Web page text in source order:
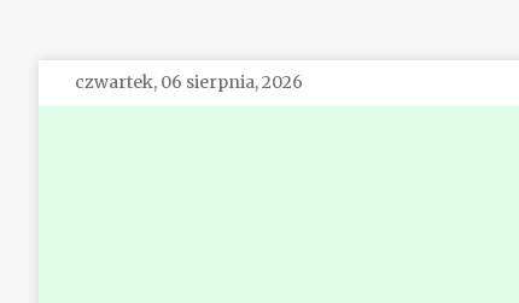
Skip
to
czwartek, 06 sierpnia, 2026